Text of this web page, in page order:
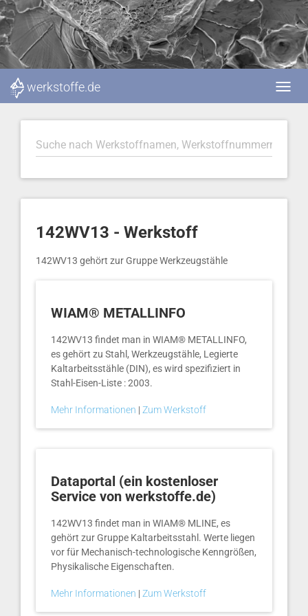
werkstoffe.de
142WV13 - Werkstoff
142WV13 gehört zur Gruppe Werkzeugstähle
WIAM® METALLINFO
142WV13 findet man in WIAM® METALLINFO,
es gehört zu Stahl, Werkzeugstähle, Legierte
Kaltarbeitsstähle (DIN), es wird spezifiziert in
Stahl-Eisen-Liste : 2003.
Mehr Informationen | Zum Werkstoff
Dataportal (ein kostenloser
Service von werkstoffe.de)
142WV13 findet man in WIAM® MLINE, es
gehört zur Gruppe Kaltarbeitsstahl. Werte liegen
vor für Mechanisch-technologische Kenngrößen,
Physikalische Eigenschaften.
Mehr Informationen | Zum Werkstoff